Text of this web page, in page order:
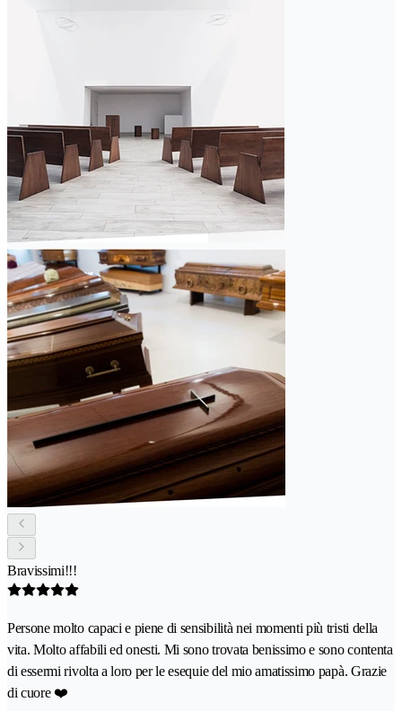
Bravissimi!!!
Persone molto capaci e piene di sensibilità nei momenti più tristi della
vita. Molto affabili ed onesti. Mi sono trovata benissimo e sono contenta
di essermi rivolta a loro per le esequie del mio amatissimo papà. Grazie
di cuore ❤️